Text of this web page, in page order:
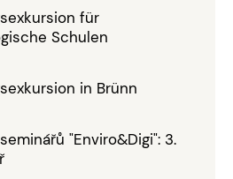
für
Schulen
in Brünn
"Enviro&Digi": 3.